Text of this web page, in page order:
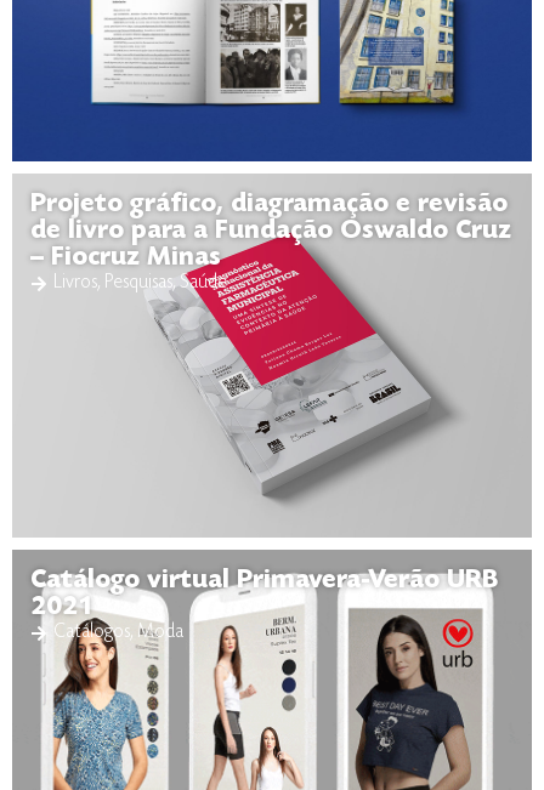
Projeto gráfico, diagramação e revisão
de livro para a Fundação Oswaldo Cruz
– Fiocruz Minas
Livros, Pesquisas,Saúde
Catálogo virtual Primavera-Verão URB
2021
Catálogos, Moda